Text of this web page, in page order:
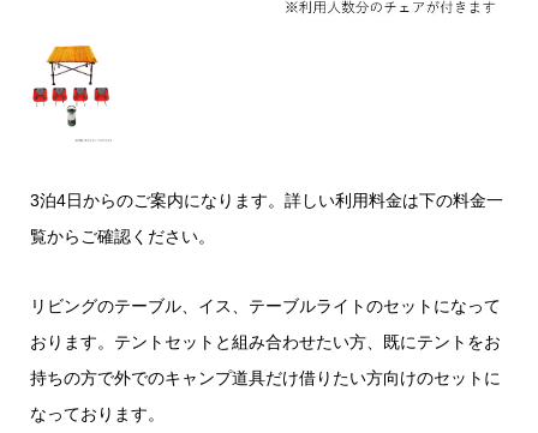
3泊4日からのご案内になります。詳しい利用料金は下の料金一
覧からご確認ください。
リビングのテーブル、イス、テーブルライトのセットになって
おります。テントセットと組み合わせたい方、既にテントをお
持ちの方で外でのキャンプ道具だけ借りたい方向けのセットに
なっております。